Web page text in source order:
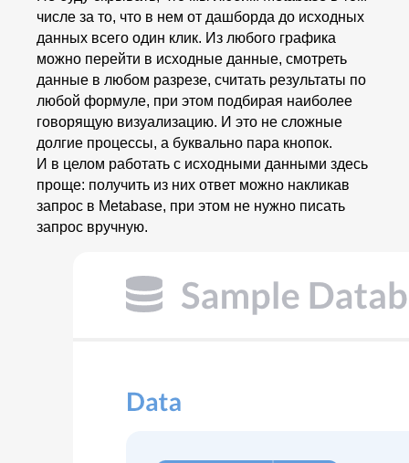
числе за то, что в нем от дашборда до исходных
данных всего один клик. Из любого графика
можно перейти в исходные данные, смотреть
данные в любом разрезе, считать результаты по
любой формуле, при этом подбирая наиболее
говорящую визуализацию. И это не сложные
долгие процессы, а буквально пара кнопок.
И в целом работать с исходными данными здесь
проще: получить из них ответ можно накликав
запрос в Metabase, при этом не нужно писать
запрос вручную.